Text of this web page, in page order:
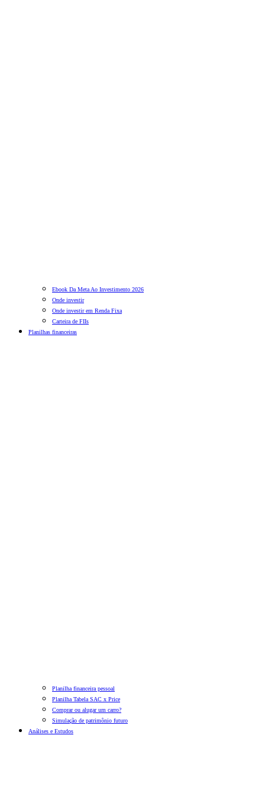
Ebook Da Meta Ao Investimento 2026
Onde investir
Onde investir em Renda Fixa
Carteira de FIIs
Planilhas financeiras
Planilha financeira pessoal
Planilha Tabela SAC x Price
Comprar ou alugar um carro?
Simulação de patrimônio futuro
Análises e Estudos